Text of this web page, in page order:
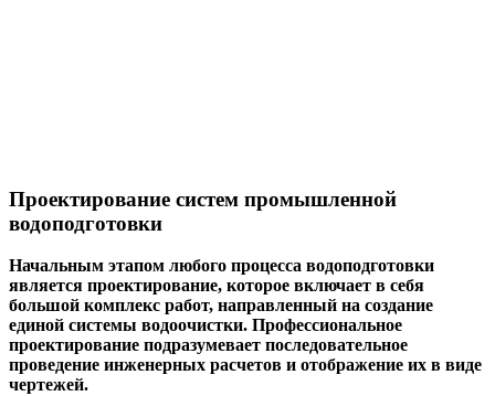
Проектирование систем промышленной
водоподготовки
Начальным этапом любого процесса водоподготовки
является проектирование, которое включает в себя
большой комплекс работ, направленный на создание
единой системы водоочистки. Профессиональное
проектирование подразумевает последовательное
проведение инженерных расчетов и отображение их в виде
чертежей.